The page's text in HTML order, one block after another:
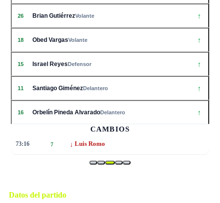
26 Brian GutiérrezVolante ↑
18 Obed VargasVolante ↑
15 Israel ReyesDefensor ↑
11 Santiago GiménezDelantero ↑
16 Orbelín Pineda AlvaradoDelantero ↑
CAMBIOS
73:16 7 ↓ Luis Romo
Datos del partido